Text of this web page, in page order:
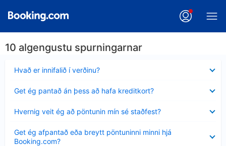
10 algengustu spurningarnar
Hvað er innifalið í verðinu?
sýnt
Get ég pantað án þess að hafa kreditkort?
sýnt
Hvernig veit ég að pöntunin mín sé staðfest?
sýnt
Get ég afpantað eða breytt pöntuninni minni hjá
Booking.com?
sýnt